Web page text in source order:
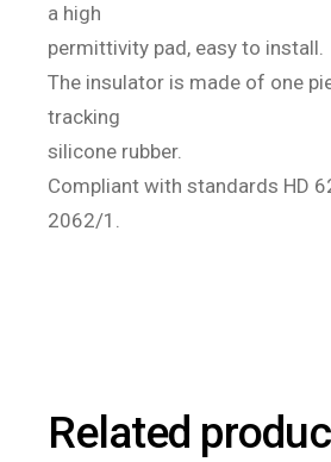
a high
permittivity pad, easy to install.
The insulator is made of one
tracking
silicone rubber.
Compliant with standards HD
2062/1.
Related